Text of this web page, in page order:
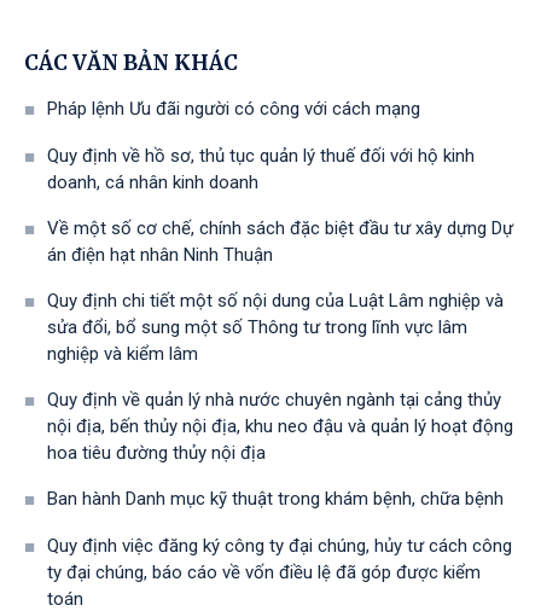
CÁC VĂN BẢN KHÁC
Pháp lệnh Ưu đãi người có công với cách mạng
Quy định về hồ sơ, thủ tục quản lý thuế đối với hộ kinh
doanh, cá nhân kinh doanh
Về một số cơ chế, chính sách đặc biệt đầu tư xây dựng Dự
án điện hạt nhân Ninh Thuận
Quy định chi tiết một số nội dung của Luật Lâm nghiệp và
sửa đổi, bổ sung một số Thông tư trong lĩnh vực lâm
nghiệp và kiểm lâm
Quy định về quản lý nhà nước chuyên ngành tại cảng thủy
nội địa, bến thủy nội địa, khu neo đậu và quản lý hoạt động
hoa tiêu đường thủy nội địa
Ban hành Danh mục kỹ thuật trong khám bệnh, chữa bệnh
Quy định việc đăng ký công ty đại chúng, hủy tư cách công
ty đại chúng, báo cáo về vốn điều lệ đã góp được kiểm
toán